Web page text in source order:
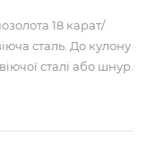
18 карат/
сталь. До кулону
сталі або шнур.